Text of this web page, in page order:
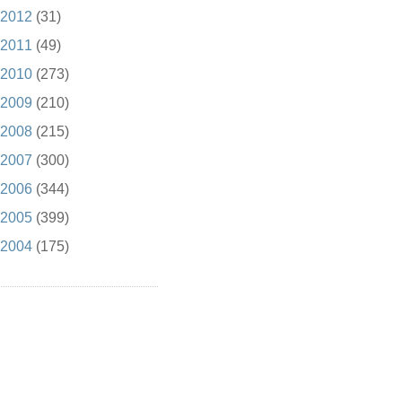
2012 (31)
2011 (49)
2010 (273)
2009 (210)
2008 (215)
2007 (300)
2006 (344)
2005 (399)
2004 (175)